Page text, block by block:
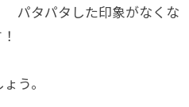
パタパタした印象がなくな
う。